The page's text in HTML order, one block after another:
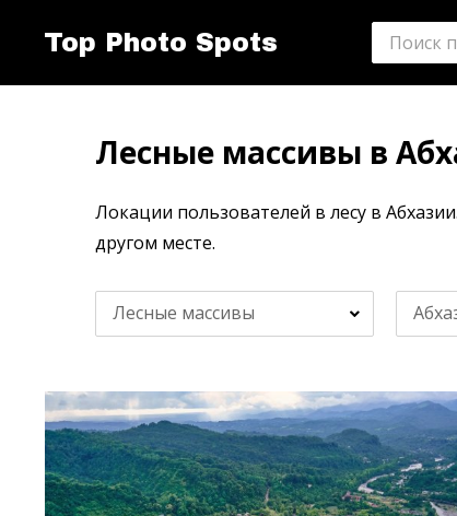
Top Photo Spots
Лесные массивы в
Локации пользователей в лесу в
другом месте.
Лесные массивы